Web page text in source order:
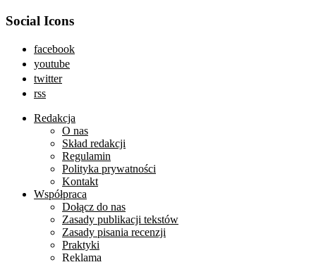
Social Icons
facebook
youtube
twitter
rss
Redakcja
O nas
Skład redakcji
Regulamin
Polityka prywatności
Kontakt
Współpraca
Dołącz do nas
Zasady publikacji tekstów
Zasady pisania recenzji
Praktyki
Reklama